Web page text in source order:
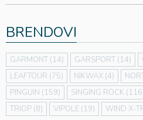
BRENDOVI
GARMONT (14) GARSPORT (14)
LEAFTOUR (75) NIKWAX (4)
PINGUIN (159) SINGING ROCK
TRIOP (8) VIPOLE (19) WIND X-